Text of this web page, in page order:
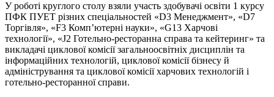
У роботі круглого столу взяли участь здобувачі освіти 1 курсу
ПФК ПУЕТ різних спеціальностей «D3 Менеджмент», «D7
Торгівля», «F3 Комп’ютерні науки», «G13 Харчові
технології», «J2 Готельно-ресторанна справа та кейтеринг» та
викладачі циклової комісії загальноосвітніх дисциплін та
інформаційних технологій, циклової комісії бізнесу й
адміністрування та циклової комісії харчових технологій і
готельно-ресторанної справи.